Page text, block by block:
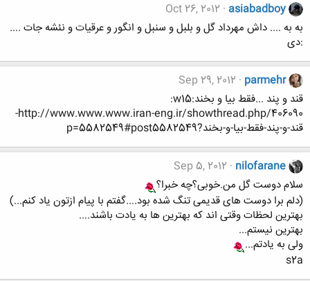
asiabadboy
Oct 26, 2012
به به .... داش مهرداد گل و بلبل و سنبل و انگور و عرقیات و نئشه جات ....
:دی
parmehr
Sep 29, 2012
قند و پند ...فقط بیا و بخند:w15:
http://www.www.www.iran-eng.ir/showthread.php/406090-
قند-و-پند-فقط-بیا-و-بخند?p=5582549#post5582549
nilofarane
Sep 5, 2012
سلام دوست گل من.خوبی؟چه خبرا؟
(دلم برا دوست های قدیمی تنگ شده بود....گفتم با پیام ازتون یاد کنم...)
بهترین لحظات وقتی اند که بهترین ها به یادت باشند....
بهترین نیستم...
ولی به یادتم...
s2a